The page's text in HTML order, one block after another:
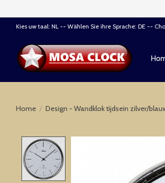
Kies uw taal: NL -- Wählen Sie ihre Sprache: DE --
Home / Design - Wandklok tijdsein zilver/